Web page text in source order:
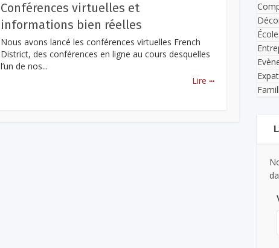
Conférences virtuelles et
informations bien réelles
Nous avons lancé les conférences virtuelles French
District, des conférences en ligne au cours desquelles
l’un de nos...
Lire ...